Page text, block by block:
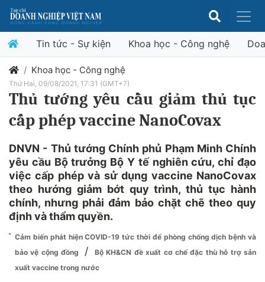
Tin tức - Sự kiện Khoa học - Công nghệ
Khoa học - Công nghệ
Thứ Hai, 09/08/2021, 17:31 (GMT+7)
Thủ tướng yêu cầu giảm thủ tục
cấp phép vaccine NanoCovax
DNVN - Thủ tướng Chính phủ Phạm Minh Chính
yêu cầu Bộ trưởng Bộ Y tế nghiên cứu, chỉ đạo
việc cấp phép và sử dụng vaccine NanoCovax
theo hướng giảm bớt quy trình, thủ tục hành
chính, nhưng phải đảm bảo chặt chẽ theo quy
định và thẩm quyền.
Cảm biến phát hiện COVID-19 tức thời để phòng chống dịch bệnh và
bảo vệ cộng đồng
/
Bộ KH&CN đề xuất cơ chế đặc thù hỗ trợ sản
xuất vaccine trong nước